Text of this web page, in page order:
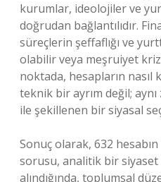
kurumlar, ideolojiler ve
doğrudan bağlantılıdır.
süreçlerin şeffaflığı ve
olabilir veya meşruiyet
noktada, hesapların nasıl
teknik bir ayrım değil;
ile şekillenen bir siyasal
Sonuç olarak, 632
sorusu, analitik bir
alındığında, toplumsal